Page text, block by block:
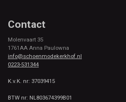
Contact
Molenvaart 35
1761AA Anna Paulowna
info@schoenmodekerkhof.nl
0223-531344
K.v.K. nr: 37039415
BTW nr: NL803674399B01